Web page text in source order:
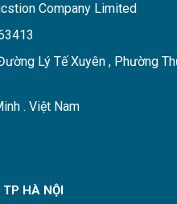
vì vậy, loại lưới an toàn đường
Company Limited
Lý Tế Xuyên , Phường
. Việt Nam
HÀ NỘI